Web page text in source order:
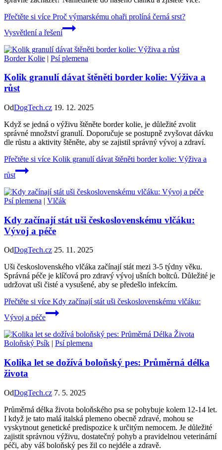
Přečtěte si více Proč výmarskému ohaři prolíná černá srst?
Vysvětlení a řešení
Border Kolie | Psí plemena
Kolik granulí dávat štěněti border kolie: Výživa a
růst
OdDogTech.cz 19. 12. 2025
Když se jedná o výživu štěněte border kolie, je důležité zvolit
správné množství granulí. Doporučuje se postupně zvyšovat dávku
dle růstu a aktivity štěněte, aby se zajistil správný vývoj a zdraví.
Přečtěte si více Kolik granulí dávat štěněti border kolie: Výživa a
růst
Psí plemena | Vlčák
Kdy začínají stát uši československému vlčáku:
Vývoj a péče
OdDogTech.cz 25. 11. 2025
Uši československého vlčáka začínají stát mezi 3-5 týdny věku.
Správná péče je klíčová pro zdravý vývoj ušních boltců. Důležité je
udržovat uši čisté a vysušené, aby se předešlo infekcím.
Přečtěte si více Kdy začínají stát uši československému vlčáku:
Vývoj a péče
Boloňský Psík | Psí plemena
Kolika let se dožívá boloňský pes: Průměrná délka
života
OdDogTech.cz 7. 5. 2025
Průměrná délka života boloňského psa se pohybuje kolem 12-14 let.
I když je tato malá italská plemeno obecně zdravé, mohou se
vyskytnout genetické predispozice k určitým nemocem. Je důležité
zajistit správnou výživu, dostatečný pohyb a pravidelnou veterinární
péči, aby váš boloňský pes žil co nejdéle a zdravě.